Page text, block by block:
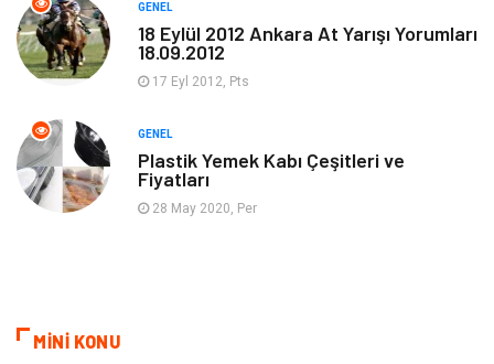
Güzellik & Bakım
Organizasyon
Hizmet
Aksesuar
GENEL
18 Eylül 2012 Ankara At Yarışı Yorumları
18.09.2012
17 Eyl 2012, Pts
GENEL
Plastik Yemek Kabı Çeşitleri ve
Fiyatları
28 May 2020, Per
MİNİ KONU